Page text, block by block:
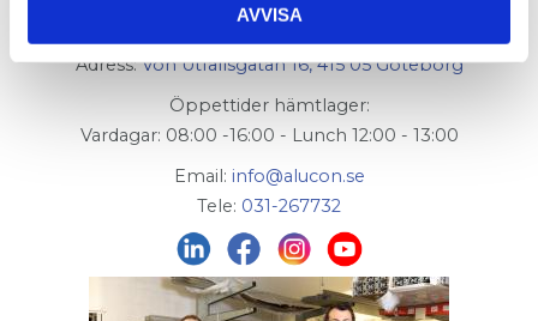
AVVISA
Org. nr: 556326-7482
Adress:Von Utfallsgatan 16, 415 05 Göteborg
Öppettider hämtlager:
Vardagar: 08:00 -16:00 - Lunch 12:00 - 13:00
Email: info@alucon.se
Tele: 031-267732